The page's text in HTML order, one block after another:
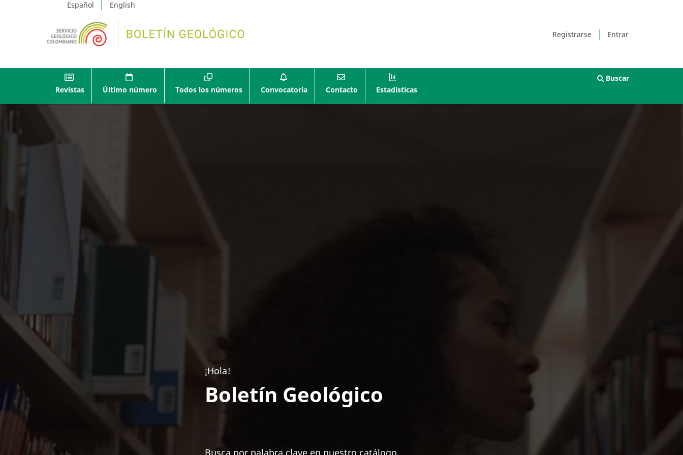
Español English
Registrarse Entrar
Revistas Último número Todos los números Convocatoria Contacto Estadísticas
Buscar
¡Hola!
Boletín Geológico